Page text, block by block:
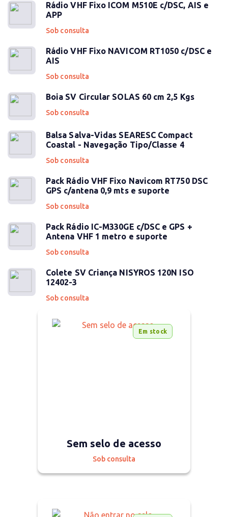
Rádio VHF Fixo ICOM M510E c/DSC, AIS e
APP
Sob consulta
Rádio VHF Fixo NAVICOM RT1050 c/DSC e
AIS
Sob consulta
Boia SV Circular SOLAS 60 cm 2,5 Kgs
Sob consulta
Balsa Salva-Vidas SEARESC Compact
Coastal - Navegação Tipo/Classe 4
Sob consulta
Pack Rádio VHF Fixo Navicom RT750 DSC
GPS c/antena 0,9 mts e suporte
Sob consulta
Pack Rádio IC-M330GE c/DSC e GPS +
Antena VHF 1 metro e suporte
Sob consulta
Colete SV Criança NISYROS 120N ISO
12402-3
Sob consulta
Em stock
Sem selo de acesso
Sob consulta